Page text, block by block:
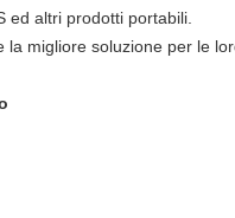
ed altri prodotti portabili.
migliore soluzione per le